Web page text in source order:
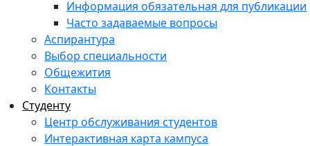
Информация обязательная для публикации
Часто задаваемые вопросы
Аспирантура
Выбор специальности
Общежития
Контакты
Студенту
Центр обслуживания студентов
Интерактивная карта кампуса